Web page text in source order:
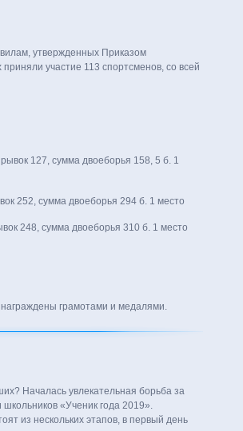
утвержденных Приказом
участие 113 спортсменов, со всей
рывок 127, сумма двоеборья 158, 5 б. 1
252, сумма двоеборья 294 б. 1 место
248, сумма двоеборья 310 б. 1 место
награждены грамотами и медалями.
Началась увлекательная борьба за
«Ученик года 2019».
из нескольких этапов, в первый день